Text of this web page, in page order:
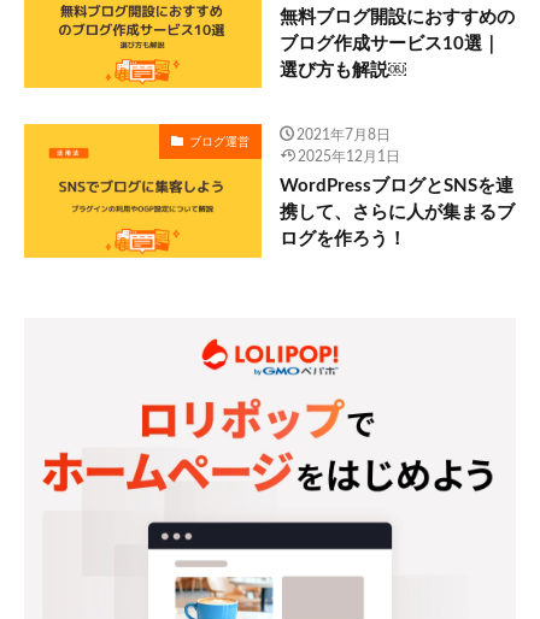
無料ブログ開設におすすめの
ブログ作成サービス10選｜
選び方も解説￼
ブログ運営
2021年7月8日
2025年12月1日
WordPressブログとSNSを連
携して、さらに人が集まるブ
ログを作ろう！